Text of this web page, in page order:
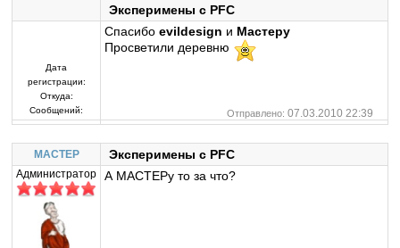
Эксперимены с PFC
Дата
регистрации:
Откуда:
Сообщений:
Спасибоevildesign и Мастеру
Просветили деревню
Отправлено: 07.03.2010 22:39
MACTEP Эксперимены с PFC
Администратор А MACTEPу то за что?